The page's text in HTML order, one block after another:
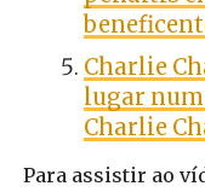
Charlie
lugar num
Charlie
Para assistir ao